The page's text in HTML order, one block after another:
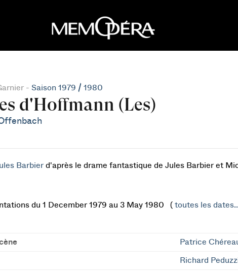
- Saison 1979 / 1980
d'Hoffmann (Les)
Barbierd'après le drame fantastique de Jules Barbier et
du 1 December 1979 au 3 May 1980 ( toutes les
Patrice
Richard